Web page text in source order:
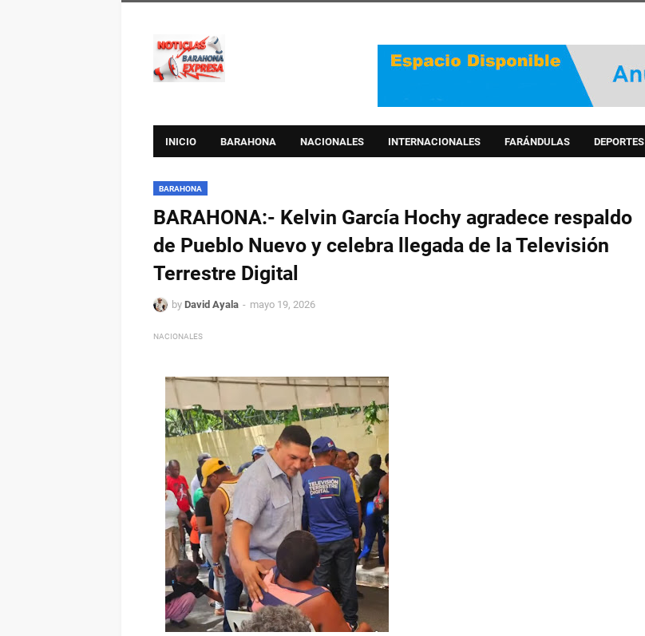
INICIO BARAHONA NACIONALES INTERNACIONALES FARÁNDULAS DEPORTES
BARAHONA
BARAHONA:- Kelvin García Hochy agradece respaldo
de Pueblo Nuevo y celebra llegada de la Televisión
Terrestre Digital
by David Ayala mayo 19, 2026
NACIONALES